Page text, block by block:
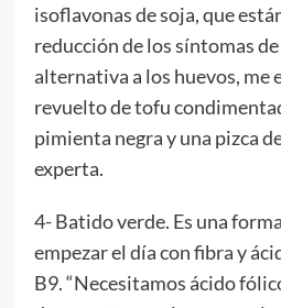
isoflavonas de soja, que
reducción de los síntomas
alternativa a los huevos, me
revuelto de tofu
pimienta negra y una pizca
experta.
4- Batido verde. Es una
empezar el día con fibra y
B9. “Necesitamos ácido